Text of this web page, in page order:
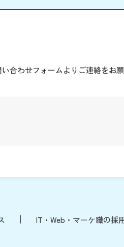
合わせフォームよりご連絡をお願
IT・Web・マーケ職の採